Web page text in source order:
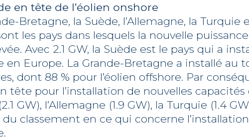
en tête de l’éolien onshore
Bretagne, la Suède, l’Allemagne, la Turquie
les pays dans lesquels la nouvelle
Avec 2.1 GW, la Suède est le pays qui a
en Europe. La Grande-Bretagne a installé au
dont 88 % pour l’éolien offshore. Par
tête pour l’installation de nouvelles capacités
GW), l’Allemagne (1.9 GW), la Turquie (1.4
classement en ce qui concerne